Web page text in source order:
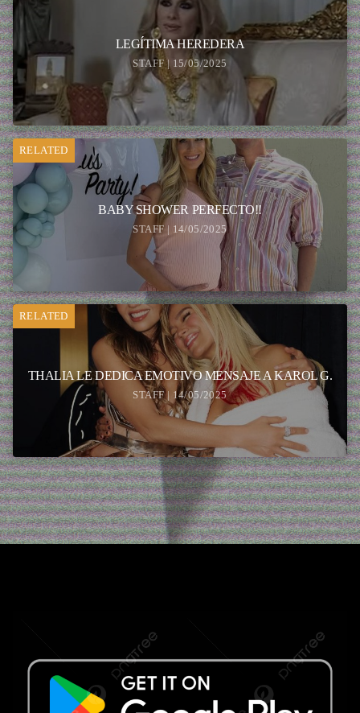
LEGÍTIMA HEREDERA
STAFF | 15/05/2025
RELATED
BABY SHOWER PERFECTO!!
STAFF | 14/05/2025
RELATED
THALIA LE DEDICA EMOTIVO MENSAJE A KAROL G.
STAFF | 14/05/2025